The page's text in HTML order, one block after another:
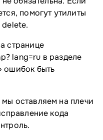
помогут утилиты
странице
lang=ru в разделе
ошибок быть
оставляем на плечи
кода